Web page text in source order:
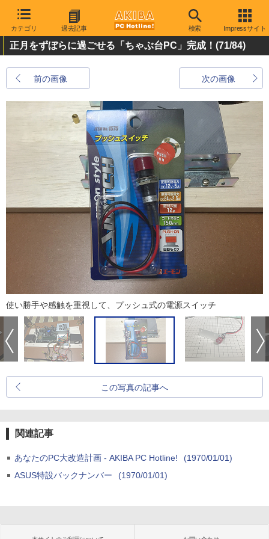
カテゴリ 過去記事 検索 Impressサイト
正月をずぼらに過ごせる「ちゃぶ台PC」完成！ (71/84)
前の画像 次の画像
使い勝手や感触を重視して、プッシュ式の電源スイッチ
この写真の記事へ
関連記事
あなたのPC大改造計画 - AKIBA PC Hotline!
(1970/01/01)
ASUS特設バックナンバー
(1970/01/01)